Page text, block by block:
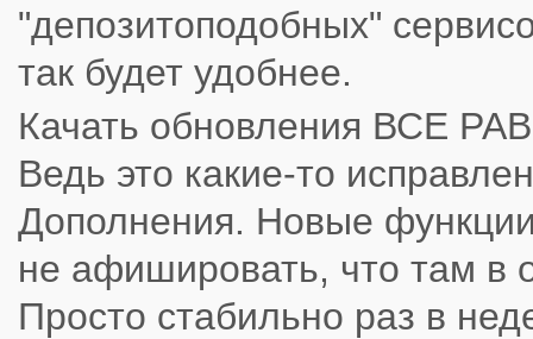
"депозитоподобных"
так будет удобнее.
Качать обновления ВСЕ
Ведь это какие-то
Дополнения. Новые
не афишировать, что там в
Просто стабильно раз в